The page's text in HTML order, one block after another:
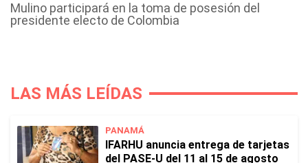
Mulino participará en la toma de posesión del
presidente electo de Colombia
LAS MÁS LEÍDAS
PANAMÁ
IFARHU anuncia entrega de tarjetas
del PASE-U del 11 al 15 de agosto